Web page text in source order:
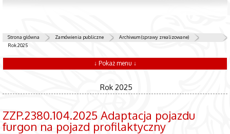
Strona główna Zamówienia publiczne
Archiwum (sprawy zrealizowane)
Rok 2025
↓ Pokaż menu ↓
Rok 2025
ZZP.2380.104.2025 Adaptacja pojazdu
furgon na pojazd profilaktyczny